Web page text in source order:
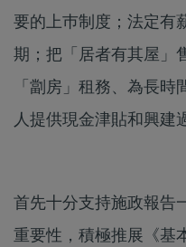
要的上巿制度；法定有
期；把「居者有其屋」
「劏房」租務、為長
人提供現金津貼和興建
首先十分支持施政報告
重要性，積極推展《基